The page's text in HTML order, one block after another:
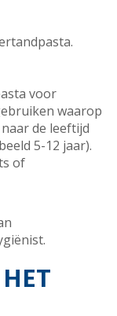
voor
waarop
de leeftijd
5-12 jaar).
of